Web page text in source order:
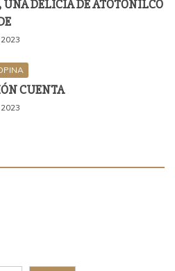
DELICIA DE ATOTONILCO
CUENTA